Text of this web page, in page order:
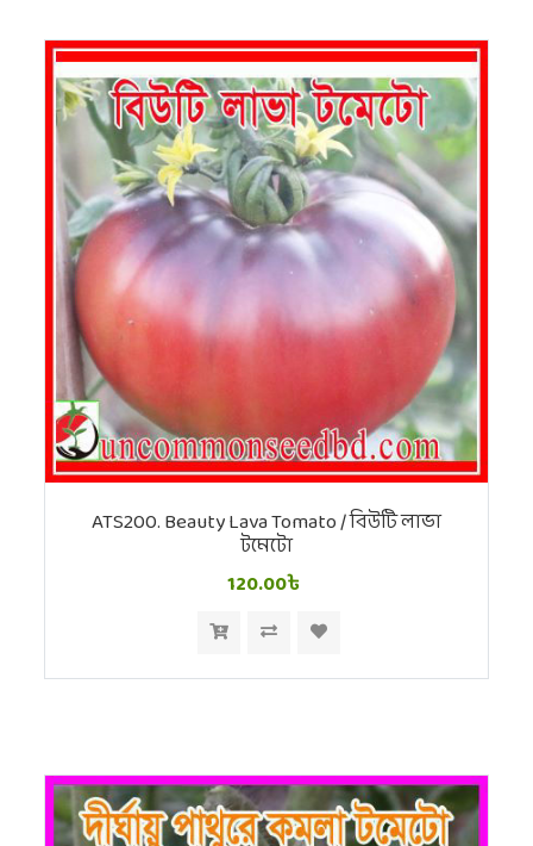
ATS200. Beauty Lava Tomato / বিউটি লাভা
টমেটো
120.00৳